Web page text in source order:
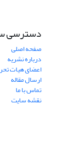
دسترسی
صفحه اصلی
درباره نشریه
اعضای هیات
ارسال مقاله
تماس با ما
نقشه سایت